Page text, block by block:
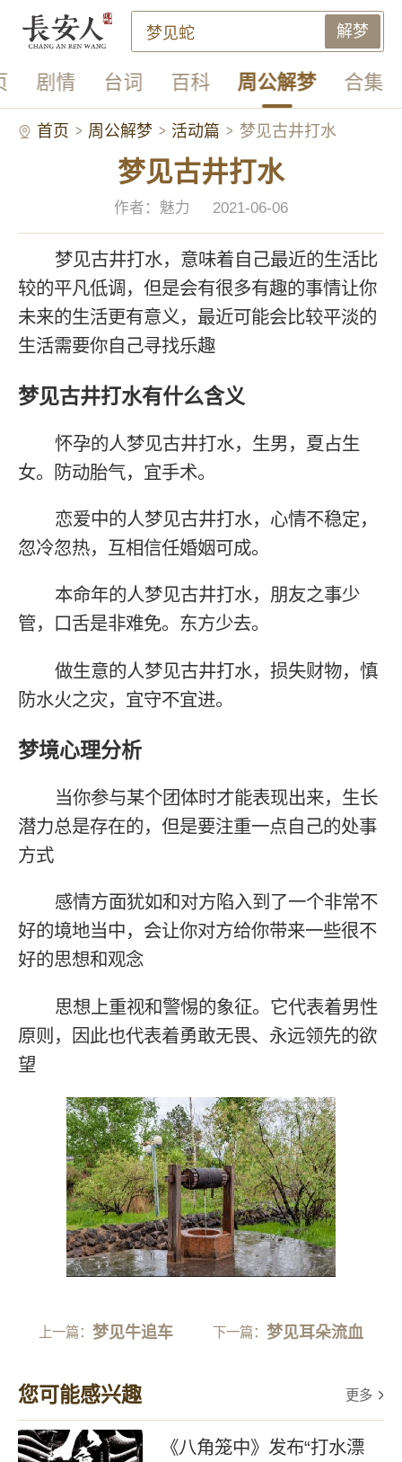
解梦
剧情 台词 百科 周公解梦 合集
首页 周公解梦 活动篇 梦见古井打水
梦见古井打水
作者：魅力 2021-06-06
梦见古井打水，意味着自己最近的生活比
较的平凡低调，但是会有很多有趣的事情让你
未来的生活更有意义，最近可能会比较平淡的
生活需要你自己寻找乐趣
梦见古井打水有什么含义
怀孕的人梦见古井打水，生男，夏占生
女。防动胎气，宜手术。
恋爱中的人梦见古井打水，心情不稳定，
忽冷忽热，互相信任婚姻可成。
本命年的人梦见古井打水，朋友之事少
管，口舌是非难免。东方少去。
做生意的人梦见古井打水，损失财物，慎
防水火之灾，宜守不宜进。
梦境心理分析
当你参与某个团体时才能表现出来，生长
潜力总是存在的，但是要注重一点自己的处事
方式
感情方面犹如和对方陷入到了一个非常不
好的境地当中，会让你对方给你带来一些很不
好的思想和观念
思想上重视和警惕的象征。它代表着男性
原则，因此也代表着勇敢无畏、永远领先的欲
望
上一篇： 梦见牛追车 下一篇：梦见耳朵流血
您可能感兴趣 更多
《八角笼中》发布“打水漂